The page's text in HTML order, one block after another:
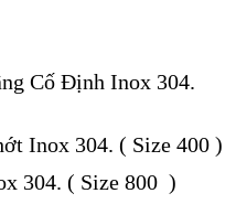
Cố Định Inox 304.
Inox 304. ( Size 400 )
304. ( Size 800 )